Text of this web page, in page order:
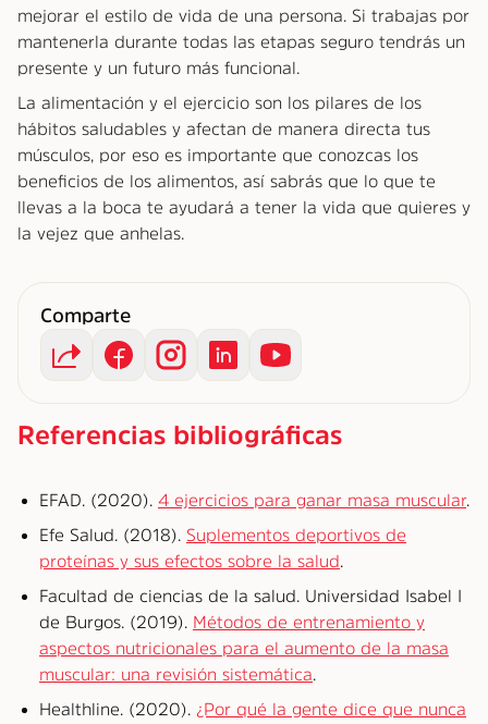
mejorar el estilo de vida de una persona. Si trabajas por
mantenerla durante todas las etapas seguro tendrás un
presente y un futuro más funcional.
La alimentación y el ejercicio son los pilares de los
hábitos saludables y afectan de manera directa tus
músculos, por eso es importante que conozcas los
beneficios de los alimentos, así sabrás que lo que te
llevas a la boca te ayudará a tener la vida que quieres y
la vejez que anhelas.
Comparte
Referencias bibliográficas
EFAD. (2020). 4 ejercicios para ganar masa muscular.
Efe Salud. (2018). Suplementos deportivos de
proteínas y sus efectos sobre la salud
Facultad de ciencias de la salud. Universidad Isabel I
de Burgos. (2019). Métodos de entrenamiento y
aspectos nutricionales para el aumento de la masa
muscular: una revisión sistemática
Healthline. (2020). ¿Por qué la gente dice que nunca